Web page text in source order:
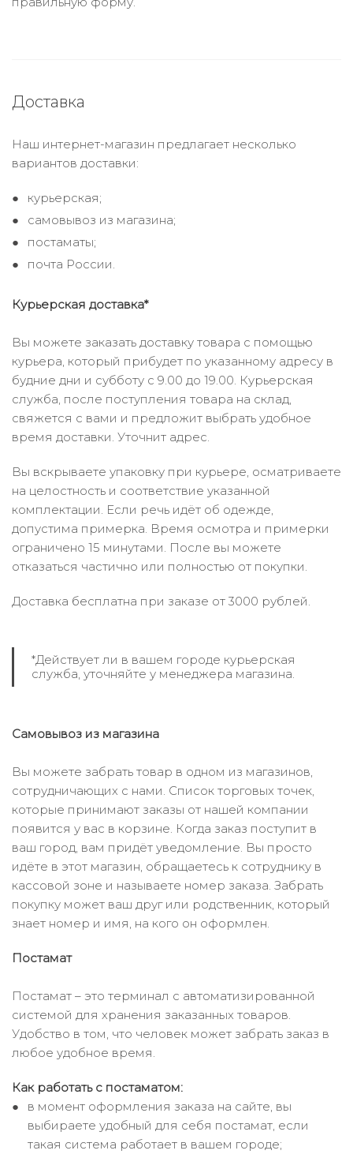
Доставка
Наш интернет-магазин предлагает несколько
вариантов доставки:
курьерская;
самовывоз из магазина;
постаматы;
почта России.
Курьерская доставка*
Вы можете заказать доставку товара с помощью
курьера, который прибудет по указанному адресу в
будние дни и субботу с 9.00 до 19.00. Курьерская
служба, после поступления товара на склад,
свяжется с вами и предложит выбрать удобное
время доставки. Уточнит адрес.
Вы вскрываете упаковку при курьере, осматриваете
на целостность и соответствие указанной
комплектации. Если речь идёт об одежде,
допустима примерка. Время осмотра и примерки
ограничено 15 минутами. После вы можете
отказаться частично или полностью от покупки.
Доставка бесплатна при заказе от 3000 рублей.
*Действует ли в вашем городе курьерская
служба, уточняйте у менеджера магазина.
Самовывоз из магазина
Вы можете забрать товар в одном из магазинов,
сотрудничающих с нами. Список торговых точек,
которые принимают заказы от нашей компании
появится у вас в корзине. Когда заказ поступит в
ваш город, вам придёт уведомление. Вы просто
идёте в этот магазин, обращаетесь к сотруднику в
кассовой зоне и называете номер заказа. Забрать
покупку может ваш друг или родственник, который
знает номер и имя, на кого он оформлен.
Постамат
Постамат – это терминал с автоматизированной
системой для хранения заказанных товаров.
Удобство в том, что человек может забрать заказ в
любое удобное время.
Как работать с постаматом:
в момент оформления заказа на сайте, вы
выбираете удобный для себя постамат, если
такая система работает в вашем городе;